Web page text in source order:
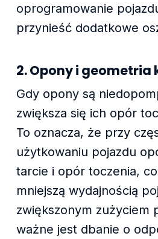
oprogramowanie
przynieść dodatkowe
2. Opony i geometria
Gdy opony są
zwiększa się ich opór
To oznacza, że przy
użytkowaniu pojazdu
tarcie i opór toczenia,
mniejszą wydajnością
zwiększonym zużyciem
ważne jest dbanie o